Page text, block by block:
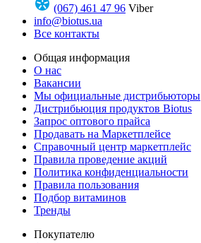
(067) 461 47 96 Viber
info@biotus.ua
Все контакты
Общая информация
О нас
Вакансии
Мы официальные дистрибьюторы
Дистрибьюция продуктов Biotus
Запрос оптового прайса
Продавать на Маркетплейсе
Справочный центр маркетплейс
Правила проведение акций
Политика конфиденциальности
Правила пользования
Подбор витаминов
Тренды
Покупателю